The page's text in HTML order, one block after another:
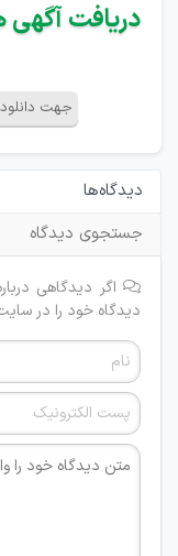
دریافت آگهی
جهت دانلود
دیدگاه‌ها
جستجوی دیدگاه
اگر دیدگاهی
دیدگاه خود را در